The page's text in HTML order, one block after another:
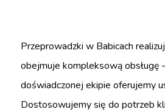
Przeprowadzki w Babicach
obejmuje kompleksową obsługę
doświadczonej ekipie oferujemy
Dostosowujemy się do potrzeb